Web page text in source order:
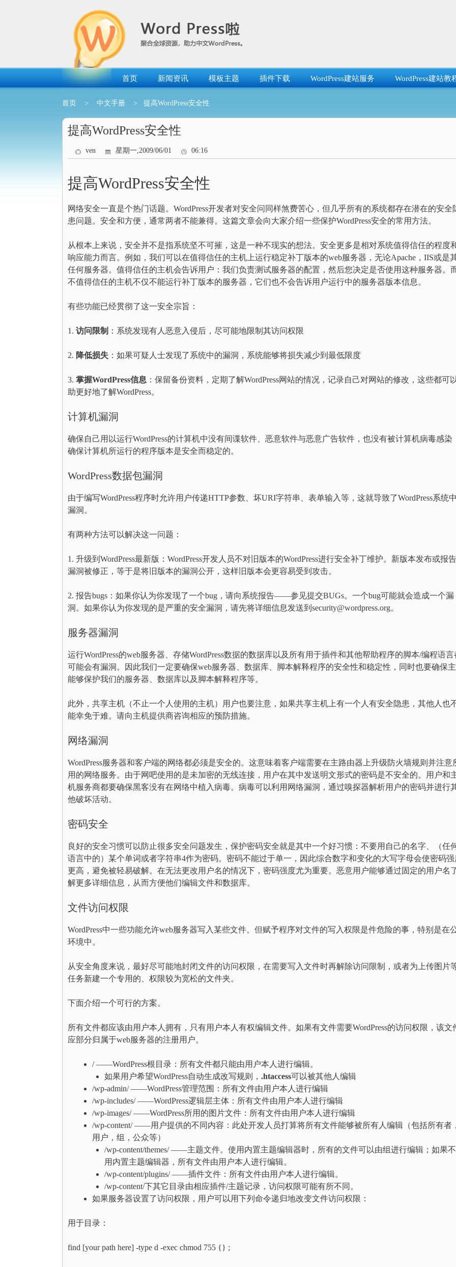
首页 新闻资讯 模板主题 插件下载 WordPress建站服务 WordPress建站教
首页 > 中文手册 > 提高WordPress安全性
提高WordPress安全性
ven 星期一,2009/06/01 06:16
提高WordPress安全性
网络安全一直是个热门话题。WordPress开发者对安全问同样煞费苦心，但几乎所有的系统都存在潜在的安全
患问题。安全和方便，通常两者不能兼得。这篇文章会向大家介绍一些保护WordPress安全的常用方法。
从根本上来说，安全并不是指系统坚不可摧，这是一种不现实的想法。安全更多是相对系统值得信任的程度
响应能力而言。例如，我们可以在值得信任的主机上运行稳定补丁版本的web服务器，无论Apache，IIS或是
任何服务器。值得信任的主机会告诉用户：我们负责测试服务器的配置，然后您决定是否使用这种服务器。
不值得信任的主机不仅不能运行补丁版本的服务器，它们也不会告诉用户运行中的服务器版本信息。
有些功能已经贯彻了这一安全宗旨：
1. 访问限制 ：系统发现有人恶意入侵后，尽可能地限制其访问权限
2. 降低损失 ：如果可疑人士发现了系统中的漏洞，系统能够将损失减少到最低限度
3. 掌握WordPress信息 ：保留备份资料，定期了解WordPress网站的情况，记录自己对网站的修改，这些都可
助更好地了解WordPress。
计算机漏洞
确保自己用以运行WordPress的计算机中没有间谍软件、恶意软件与恶意广告软件，也没有被计算机病毒感染
确保计算机所运行的程序版本是安全而稳定的。
WordPress数据包漏洞
由于编写WordPress程序时允许用户传递HTTP参数、坏URI字符串、表单输入等，这就导致了WordPress系统
漏洞。
有两种方法可以解决这一问题：
1. 升级到WordPress最新版：WordPress开发人员不对旧版本的WordPress进行安全补丁维护。新版本发布或报
漏洞被修正，等于是将旧版本的漏洞公开，这样旧版本会更容易受到攻击。
2. 报告bugs：如果你认为你发现了一个bug，请向系统报告——参见提交BUGs。一个bug可能就会造成一个漏
洞。如果你认为你发现的是严重的安全漏洞，请先将详细信息发送到security@wordpress.org。
服务器漏洞
运行WordPress的web服务器、存储WordPress数据的数据库以及所有用于插件和其他帮助程序的脚本/编程语言
可能会有漏洞。因此我们一定要确保web服务器、数据库、脚本解释程序的安全性和稳定性，同时也要确保
能够保护我们的服务器、数据库以及脚本解释程序等。
此外，共享主机（不止一个人使用的主机）用户也要注意，如果共享主机上有一个人有安全隐患，其他人也
能幸免于难。请向主机提供商咨询相应的预防措施。
网络漏洞
WordPress服务器和客户端的网络都必须是安全的。这意味着客户端需要在主路由器上升级防火墙规则并注意
用的网络服务。由于网吧使用的是未加密的无线连接，用户在其中发送明文形式的密码是不安全的。用户和
机服务商都要确保黑客没有在网络中植入病毒。病毒可以利用网络漏洞，通过嗅探器解析用户的密码并进行
他破坏活动。
密码安全
良好的安全习惯可以防止很多安全问题发生，保护密码安全就是其中一个好习惯：不要用自己的名字、（任
语言中的）某个单词或者字符串4作为密码。密码不能过于单一，因此综合数字和变化的大写字母会使密码强
更高，避免被轻易破解。在无法更改用户名的情况下，密码强度尤为重要。恶意用户能够通过固定的用户名
解更多详细信息，从而方便他们编辑文件和数据库。
文件访问权限
WordPress中一些功能允许web服务器写入某些文件。但赋予程序对文件的写入权限是件危险的事，特别是在
环境中。
从安全角度来说，最好尽可能地封闭文件的访问权限，在需要写入文件时再解除访问限制，或者为上传图片
任务新建一个专用的、权限较为宽松的文件夹。
下面介绍一个可行的方案。
所有文件都应该由用户本人拥有，只有用户本人有权编辑文件。如果有文件需要WordPress的访问权限，该文
应部分归属于web服务器的注册用户。
/ ——WordPress根目录：所有文件都只能由用户本人进行编辑。
如果用户希望WordPress自动生成改写规则， .htaccess可以被其他人编辑
/wp-admin/ ——WordPress管理范围：所有文件由用户本人进行编辑
/wp-includes/ ——WordPress逻辑层主体：所有文件由用户本人进行编辑
/wp-images/ ——WordPress所用的图片文件：所有文件由用户本人进行编辑
/wp-content/ ——用户提供的不同内容：此处开发人员打算将所有文件能够被所有人编辑（包括所有者
用户，组，公众等）
/wp-content/themes/ ——主题文件。使用内置主题编辑器时，所有的文件可以由组进行编辑；如果
用内置主题编辑器，所有文件由用户本人进行编辑。
/wp-content/plugins/ ——插件文件：所有文件由用户本人进行编辑。
/wp-content/下其它目录由相应插件/主题记录，访问权限可能有所不同。
如果服务器设置了访问权限，用户可以用下列命令递归地改变文件访问权限：
用于目录：
find [your path here] -type d -exec chmod 755 {} ;